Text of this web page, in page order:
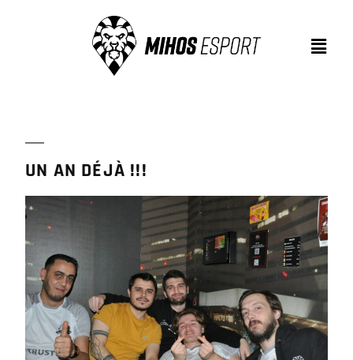
UN AN DÉJÀ !!!